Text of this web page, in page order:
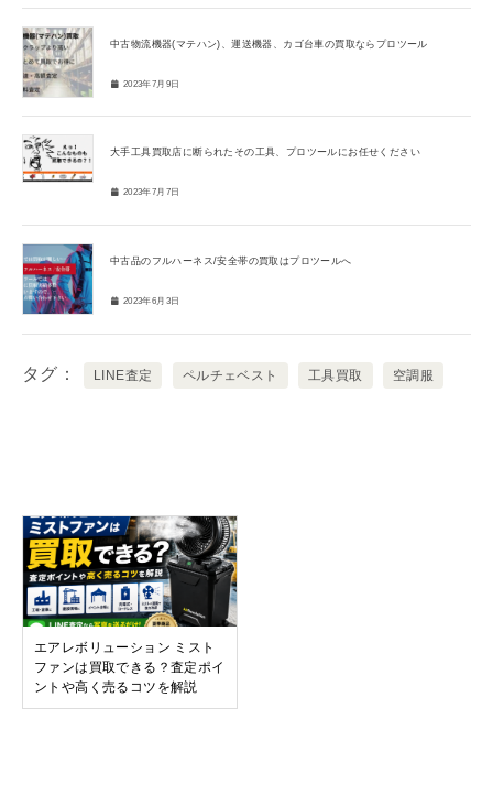
中古物流機器(マテハン)、運送機器、カゴ台車の買取ならプロツール
2023年7月9日
大手工具買取店に断られたその工具、プロツールにお任せください
2023年7月7日
中古品のフルハーネス/安全帯の買取はプロツールへ
2023年6月3日
タグ LINE査定 ペルチェベスト 工具買取 空調服
エアレボリューション ミスト
ファンは買取できる？査定ポイ
ントや高く売るコツを解説